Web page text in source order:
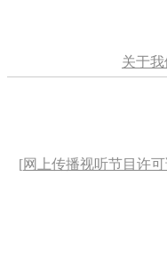
关于我
[网上传播视听节目许可